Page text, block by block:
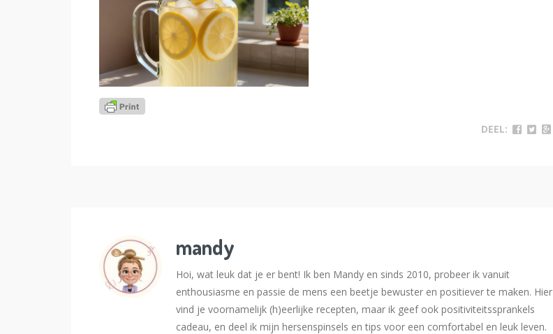
DEEL:
mandy
Hoi, wat leuk dat je er bent! Ik ben Mandy en sinds 2010, probeer ik vanuit
enthousiasme en passie de mens een beetje bewuster en positiever te maken. Hier
vind je voornamelijk (h)eerlijke recepten, maar ik geef ook positiviteitssprankels
cadeau, en deel ik mijn hersenspinsels en tips voor een comfortabel en leuk leven.